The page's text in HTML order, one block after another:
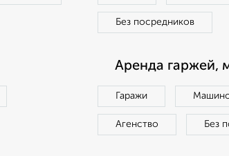
Без посредников
Аренда гаржей,
Гаражи
Агенство Без